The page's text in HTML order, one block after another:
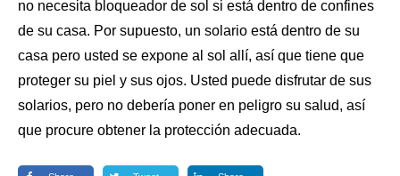
no necesita bloqueador de sol si está dentro de confines
de su casa. Por supuesto, un solario está dentro de su
casa pero usted se expone al sol allí, así que tiene que
proteger su piel y sus ojos. Usted puede disfrutar de sus
solarios, pero no debería poner en peligro su salud, así
que procure obtener la protección adecuada.